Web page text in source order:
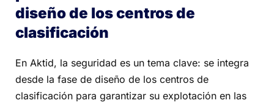
diseño de los centros de
clasificación
En Aktid, la seguridad es un tema clave: se integra
desde la fase de diseño de los centros de
clasificación para garantizar su explotación en las